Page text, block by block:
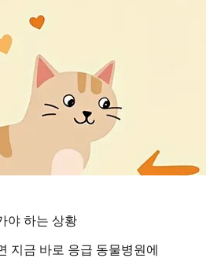
야 하는 상황
지금 바로 응급 동물병원에